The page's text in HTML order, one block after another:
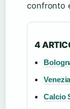
confronto
4
Calcio